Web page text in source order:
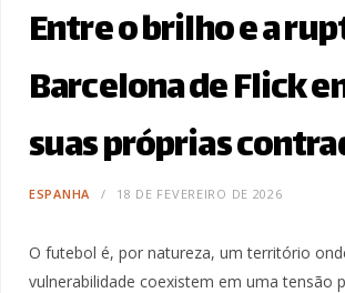
Entre o brilho e a
Barcelona de Flick
suas próprias
ESPANHA 18 DE FEVEREIRO DE 2026
O futebol é, por natureza, um território
vulnerabilidade coexistem em uma tensão